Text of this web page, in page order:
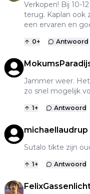
Verkopen! Bij 10-
terug. Kaplan ook
een ervaren en
0+ Antwoord
Jammer weer.
zo snel mogelijk
1+ Antwoord
michaellaudrup
Sutalo tikte zijn
1+ Antwoord